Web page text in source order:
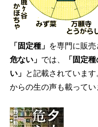
「固定種」 を専門に販
危ない」 では、
「固定
い」 と記載されていま
からの生の声も載ってい